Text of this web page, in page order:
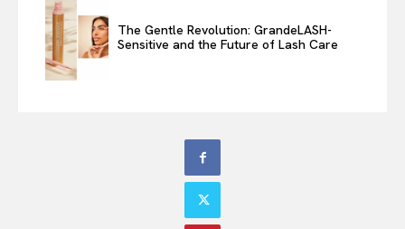
The Gentle Revolution: GrandeLASH-
Sensitive and the Future of Lash Care